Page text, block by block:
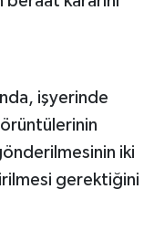
işyerinde
iki
gerektiğini